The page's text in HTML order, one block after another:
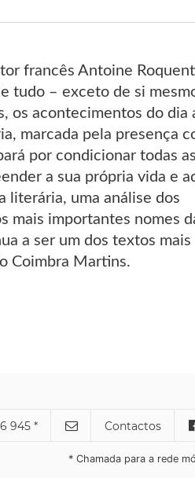
francês Antoine
tudo – exceto de si
os acontecimentos do dia
marcada pela presença
por condicionar todas
a sua própria vida e
literária, uma análise dos
mais importantes nomes
a ser um dos textos mais
Coimbra Martins.
945 * Contactos
* Chamada para a rede